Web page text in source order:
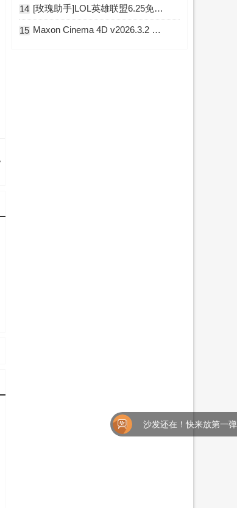
14 [玫瑰助手]LOL英雄联盟6.25免费换肤插件 Python版
15 Maxon Cinema 4D v2026.3.2 中文破解版
沙发还在！快来放第一弹吧！